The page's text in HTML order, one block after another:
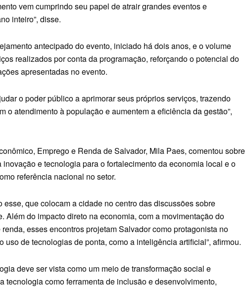
vem cumprindo seu papel de atrair grandes eventos e
inteiro”, disse.
antecipado do evento, iniciado há dois anos, e o volume
realizados por conta da programação, reforçando o potencial do
apresentadas no evento.
o poder público a aprimorar seus próprios serviços, trazendo
o atendimento à população e aumentem a eficiência da gestão”,
Emprego e Renda de Salvador, Mila Paes, comentou sobre
e tecnologia para o fortalecimento da economia local e o
referência nacional no setor.
esse, que colocam a cidade no centro das discussões sobre
Além do impacto direto na economia, com a movimentação do
esses encontros projetam Salvador como protagonista no
uso de tecnologias de ponta, como a inteligência artificial”, afirmou.
deve ser vista como um meio de transformação social e
tecnologia como ferramenta de inclusão e desenvolvimento,